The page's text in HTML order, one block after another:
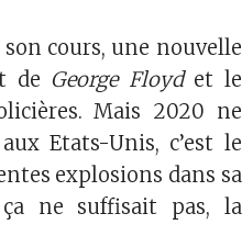
cours, une nouvelle
de George Floydet le
Mais 2020 ne
Etats-Unis, c’est le
explosions dans sa
ne suffisait pas, la